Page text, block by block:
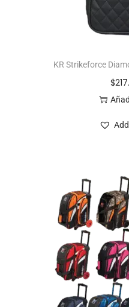
KR Strikeforce
$